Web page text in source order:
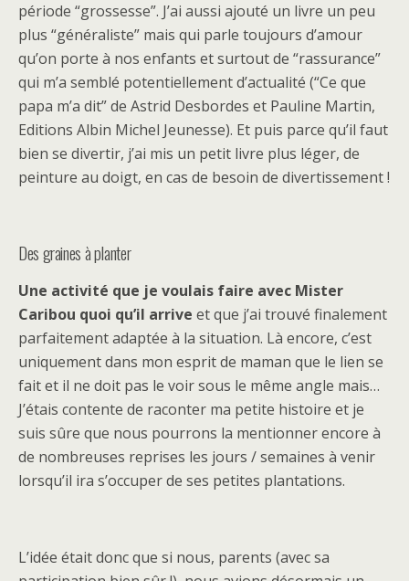
période “grossesse”. J’ai aussi ajouté un livre un peu
plus “généraliste” mais qui parle toujours d’amour
qu’on porte à nos enfants et surtout de “rassurance”
qui m’a semblé potentiellement d’actualité (“Ce que
papa m’a dit” de Astrid Desbordes et Pauline Martin,
Editions Albin Michel Jeunesse). Et puis parce qu’il faut
bien se divertir, j’ai mis un petit livre plus léger, de
peinture au doigt, en cas de besoin de divertissement !
Des graines à planter
Une activité que je voulais faire avec Mister
Caribou quoi qu’il arrive et que j’ai trouvé finalement
parfaitement adaptée à la situation. Là encore, c’est
uniquement dans mon esprit de maman que le lien se
fait et il ne doit pas le voir sous le même angle mais…
J’étais contente de raconter ma petite histoire et je
suis sûre que nous pourrons la mentionner encore à
de nombreuses reprises les jours / semaines à venir
lorsqu’il ira s’occuper de ses petites plantations.
L’idée était donc que si nous, parents (avec sa